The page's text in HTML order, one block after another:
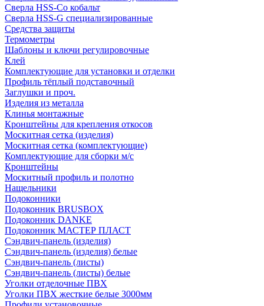
Сверла HSS-Co кобальт
Сверла HSS-G специализированные
Средства защиты
Термометры
Шаблоны и ключи регулировочные
Клей
Комплектующие для установки и отделки
Профиль тёплый подставочный
Заглушки и проч.
Изделия из металла
Клинья монтажные
Кронштейны для крепления откосов
Москитная сетка (изделия)
Москитная сетка (комплектующие)
Комплектующие для сборки м/с
Кронштейны
Москитный профиль и полотно
Нащельники
Подоконники
Подоконник BRUSBOX
Подоконник DANKE
Подоконник МАСТЕР ПЛАСТ
Сэндвич-панель (изделия)
Сэндвич-панель (изделия) белые
Сэндвич-панель (листы)
Сэндвич-панель (листы) белые
Уголки отделочные ПВХ
Уголки ПВХ жесткие белые 3000мм